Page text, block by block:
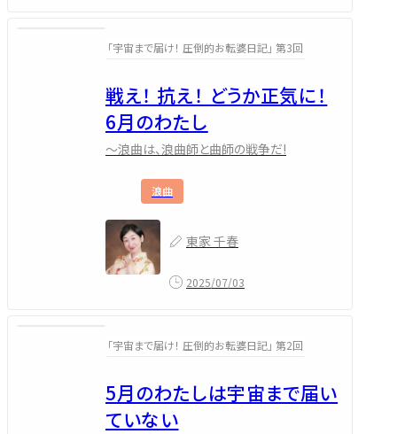
「宇宙まで届け！ 圧倒的お転婆日記」 第3回
戦え！ 抗え！ どうか正気に！
6月のわたし
～浪曲は、浪曲師と曲師の戦争だ!
浪曲
東家 千春
2025/07/03
「宇宙まで届け！ 圧倒的お転婆日記」 第2回
5月のわたしは宇宙まで届い
ていない